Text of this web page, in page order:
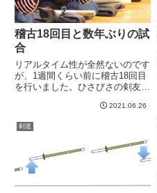
稽古18回目と数年ぶりの試
合
リアルタイム性が全然ないのです
が、1週間くらい前に稽古18回目
を行いました。ひさびさの剣友会
メニューで組んでました。ちょっ
と動き足りない。。。でも稽古で
きるだけいいですね。そんな中、
たまに参加させてもらっている...
2021.06.26
剣道